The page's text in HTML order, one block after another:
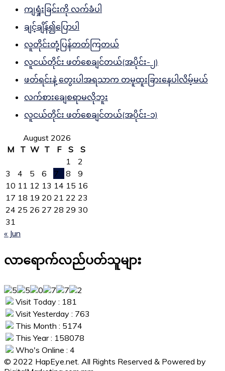
ကျရှုံးခြင်းကို လက်ခံပါ
ချင့်ချိန်၍ပြောပါ
လူတိုင်းတုံ့ပြန်တတ်ကြတယ်
လူငယ်တိုင်း ဖတ်စေချင်တယ်(အပိုင်း-၂)
ဖတ်ရင်းနဲ့ တွေးပါအရသာက တမူထူးခြားနေပါလိမ့်မယ်
လက်စားချေစရာမလိုဘူး
လူငယ်တိုင်း ဖတ်စေချင်တယ်(အပိုင်း-၁)
August 2026
M
T W T F S
S
1
2
3
4 5 6 7 8
9
10 11 12 13 14 15 16
17 18 19 20 21 22 23
24 25 26 27 28 29 30
31
« Jun
လာရောက်လည်ပတ်သူများ
Visit Today : 181
Visit Yesterday : 763
This Month : 5174
This Year : 158078
Who's Online : 4
© 2022 HapEye.net. All Rights Reserved & Powered by